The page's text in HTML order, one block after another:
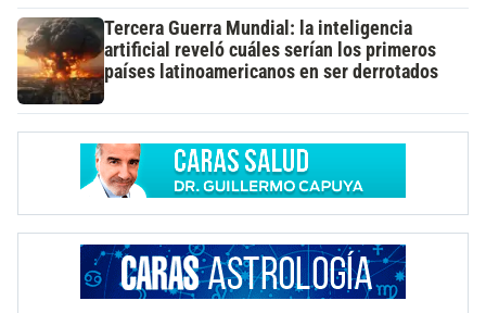
Tercera Guerra Mundial: la inteligencia
artificial reveló cuáles serían los primeros
países latinoamericanos en ser derrotados